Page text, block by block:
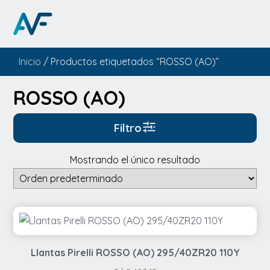
Inicio / Productos etiquetados “ROSSO (AO)”
ROSSO (AO)
Mostrando el único resultado
Llantas Pirelli ROSSO (AO) 295/40ZR20 110Y
Filtro